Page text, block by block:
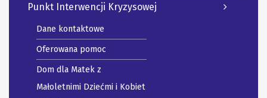
Punkt Interwencji Kryzysowej
Dane kontaktowe
Oferowana pomoc
Dom dla Matek z
Małoletnimi Dziećmi i Kobiet